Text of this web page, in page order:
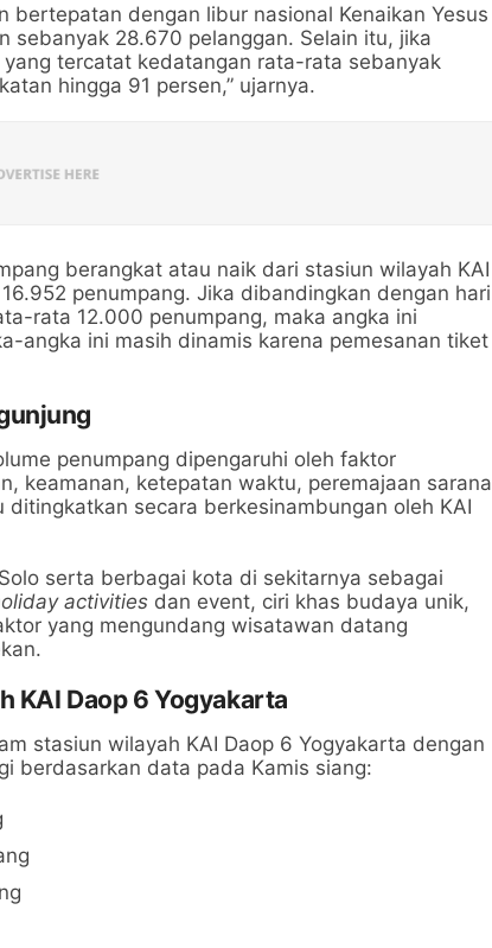
bertepatan dengan libur nasional Kenaikan Yesus
sebanyak 28.670 pelanggan. Selain itu, jika
tercatat kedatangan rata-rata sebanyak
hingga 91 persen,” ujarnya.
berangkat atau naik dari stasiun wilayah KAI
penumpang. Jika dibandingkan dengan hari
rata 12.000 penumpang, maka angka ini
angka ini masih dinamis karena pemesanan tiket
penumpang dipengaruhi oleh faktor
keamanan, ketepatan waktu, peremajaan sarana
secara berkesinambungan oleh KAI
serta berbagai kota di sekitarnya sebagai
activities dan event, ciri khas budaya unik,
yang mengundang wisatawan datang
KAI Daop 6 Yogyakarta
stasiun wilayah KAI Daop 6 Yogyakarta dengan
berdasarkan data pada Kamis siang: